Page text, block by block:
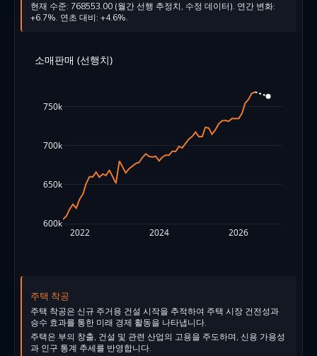
현재 수준: 768553.00 (월간 선행 추정치, 수정 데이터). 연간 변화:
+6.7%. 연초 대비: +4.6%.
2022 2024 2026
600k
650k
700k
750k
소매판매 (선행치)
주택 착공
주택 착공은 신규 주거용 건설 시작을 추적하여 주택 시장 건전성과
승수 효과를 통한 미래 경제 활동을 나타냅니다.
주택은 부의 창출, 건설 및 관련 산업의 고용을 주도하며, 신용 가용성
과 인구 통계 추세를 반영합니다.